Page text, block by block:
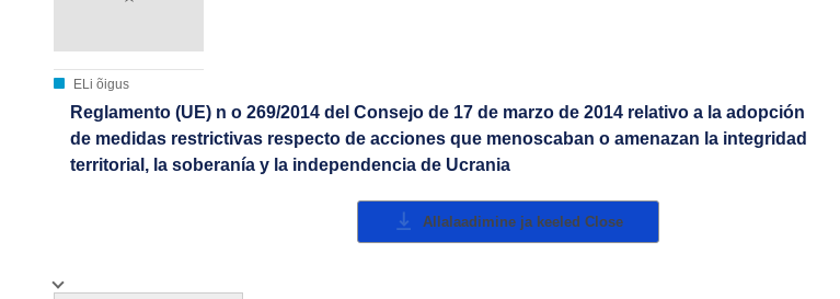
ELi õigus
Reglamento (UE) n o 269/2014 del Consejo de 17 de marzo de 2014 relativo a la adopción
de medidas restrictivas respecto de acciones que menoscaban o amenazan la integridad
territorial, la soberanía y la independencia de Ucrania
Allalaadimine ja keeled Close